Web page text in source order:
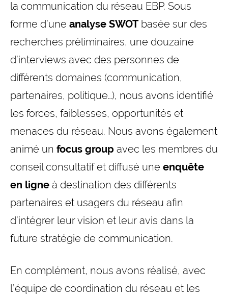
la communication du réseau EBP. Sous
forme d’une analyse SWOT basée sur des
recherches préliminaires, une douzaine
d’interviews avec des personnes de
différents domaines (communication,
partenaires, politique…), nous avons identifié
les forces, faiblesses, opportunités et
menaces du réseau. Nous avons également
animé un focus group avec les membres du
conseil consultatif et diffusé une enquête
en ligne à destination des différents
partenaires et usagers du réseau afin
d’intégrer leur vision et leur avis dans la
future stratégie de communication.
En complément, nous avons réalisé, avec
l’équipe de coordination du réseau et les